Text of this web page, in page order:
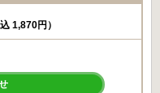
込 1,870円）